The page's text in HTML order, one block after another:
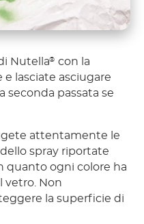
Nutella® con la
e lasciate asciugare
seconda passata se
attentamente le
spray riportate
quanto ogni colore ha
vetro. Non
la superficie di